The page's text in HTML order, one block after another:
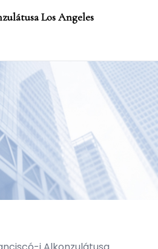
Los Angeles
menu